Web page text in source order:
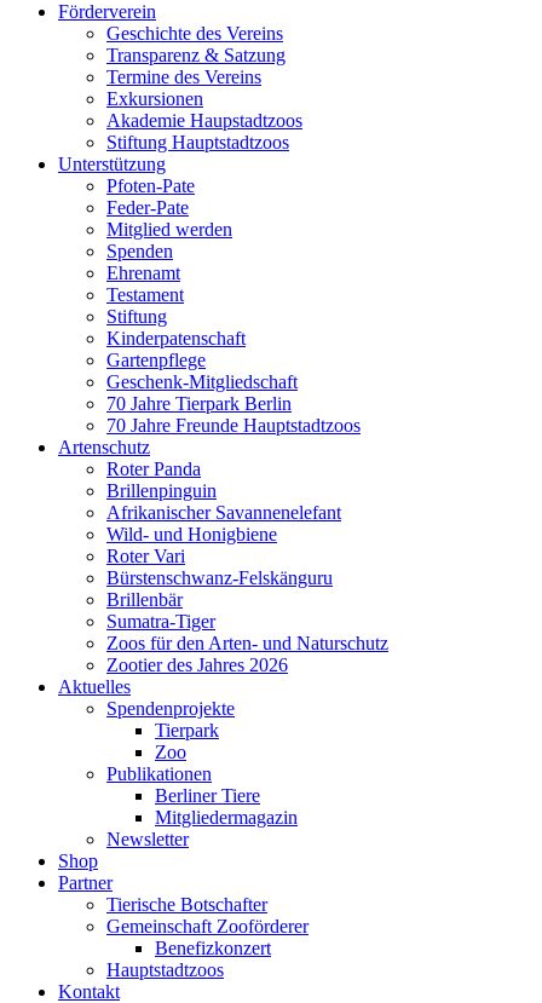
Förderverein
Geschichte des Vereins
Transparenz & Satzung
Termine des Vereins
Exkursionen
Akademie Haupstadtzoos
Stiftung Hauptstadtzoos
Unterstützung
Pfoten-Pate
Feder-Pate
Mitglied werden
Spenden
Ehrenamt
Testament
Stiftung
Kinderpatenschaft
Gartenpflege
Geschenk-Mitgliedschaft
70 Jahre Tierpark Berlin
70 Jahre Freunde Hauptstadtzoos
Artenschutz
Roter Panda
Brillenpinguin
Afrikanischer Savannenelefant
Wild- und Honigbiene
Roter Vari
Bürstenschwanz-Felskänguru
Brillenbär
Sumatra-Tiger
Zoos für den Arten- und Naturschutz
Zootier des Jahres 2026
Aktuelles
Spendenprojekte
Tierpark
Zoo
Publikationen
Berliner Tiere
Mitgliedermagazin
Newsletter
Shop
Partner
Tierische Botschafter
Gemeinschaft Zooförderer
Benefizkonzert
Hauptstadtzoos
Kontakt